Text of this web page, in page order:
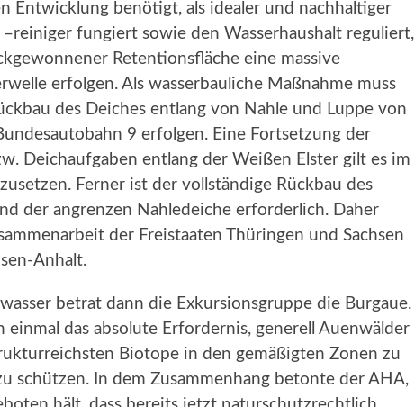
Entwicklung benötigt, als idealer und nachhaltiger
fungiert sowie den Wasserhaushalt reguliert,
Retentionsfläche eine massive
erfolgen. Als wasserbauliche Maßnahme muss
des Deiches entlang von Nahle und Luppe von
9 erfolgen. Eine Fortsetzung der
Deichaufgaben entlang der Weißen Elster gilt es im
Ferner ist der vollständige Rückbau des
der angrenzen Nahledeiche erforderlich. Daher
der Freistaaten Thüringen und Sachsen
Anhalt.
betrat dann die Exkursionsgruppe die Burgaue.
einmal das absolute Erfordernis, generell Auenwälder
Biotope in den gemäßigten Zonen zu
schützen. In dem Zusammenhang betonte der AHA,